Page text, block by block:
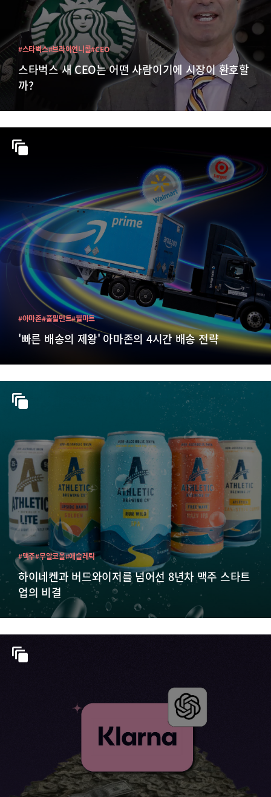
스타벅스 새 CEO는 어떤 사람이기에 시장이 환호할
까?
#스타벅스#브라이언니콜#CEO
'빠른 배송의 제왕' 아마존의 4시간 배송 전략
#아마존#풀필먼트#월마트
하이네켄과 버드와이저를 넘어선 8년차 맥주 스타트
업의 비결
#맥주#무알코올#애슬레틱